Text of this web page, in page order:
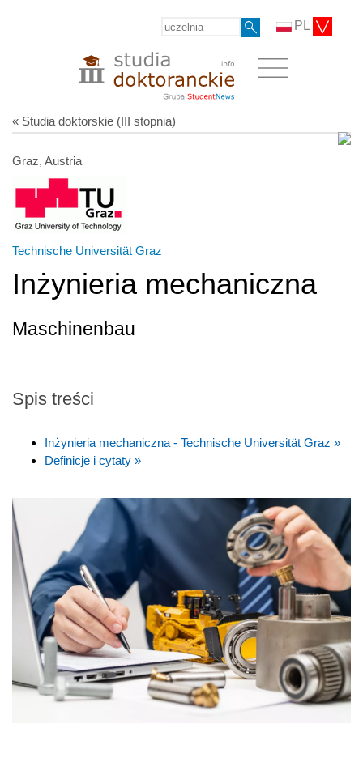
PL
« Studia doktorskie (III stopnia)
Graz, Austria
Technische Universität Graz
Inżynieria mechaniczna
Maschinenbau
Spis treści
Inżynieria mechaniczna - Technische Universität Graz »
Definicje i cytaty »